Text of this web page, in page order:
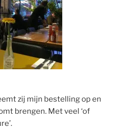
zij mijn bestelling op en
brengen. Met veel ‘of